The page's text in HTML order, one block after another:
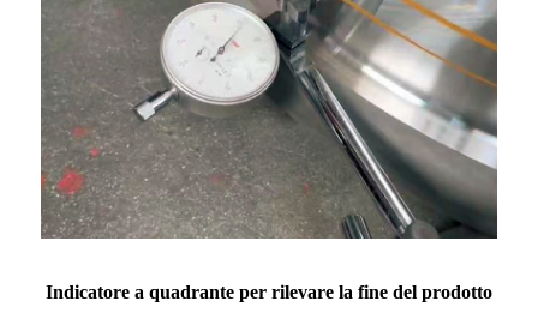
Indicatore a quadrante per rilevare la fine del prodotto